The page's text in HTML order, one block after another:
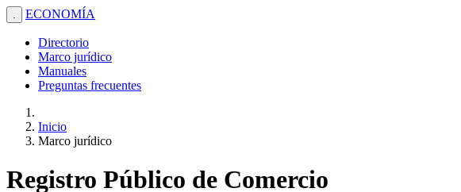
. ECONOMÍA
Directorio
Marco jurídico
Manuales
Preguntas frecuentes
Inicio
Marco jurídico
Registro Público de Comercio